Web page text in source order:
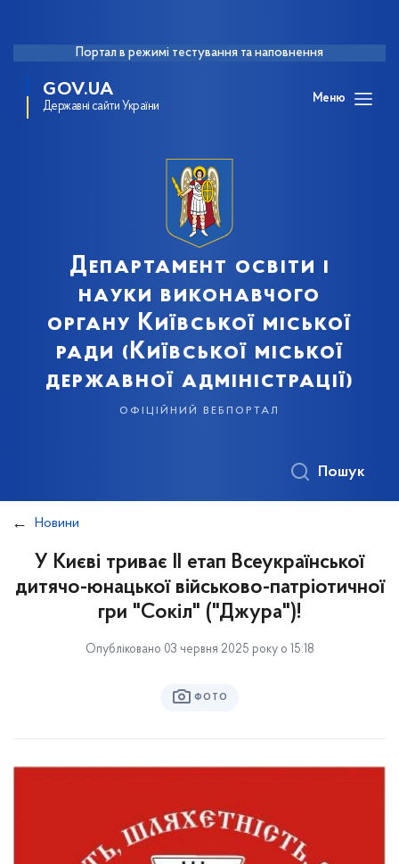
Портал в режимі тестування та наповнення
GOV.UA
Державні сайти України
Меню
Департамент освіти і
науки виконавчого
органу Київської міської
ради (Київської міської
державної адміністрації)
офіційний вебпортал
Пошук
Новини
У Києві триває ІІ етап Всеукраїнської
дитячо-юнацької військово-патріотичної
гри "Сокіл" ("Джура")!
Опубліковано 03 червня 2025 року о 15:18
ФОТО